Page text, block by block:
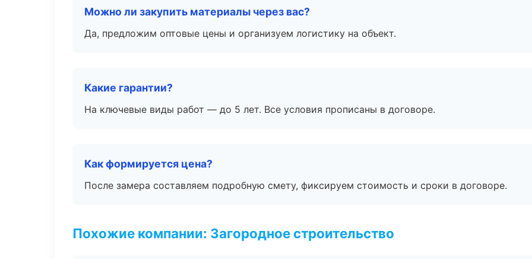
Можно ли закупить материалы через вас?
Да, предложим оптовые цены и организуем логистику на объект.
Какие гарантии?
На ключевые виды работ — до 5 лет. Все условия прописаны в договоре.
Как формируется цена?
После замера составляем подробную смету, фиксируем стоимость и сроки в договоре.
Похожие компании: Загородное строительство